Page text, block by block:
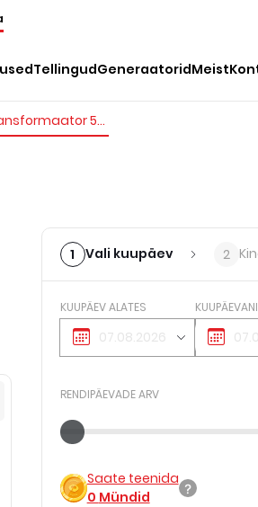
TellingudGeneraatoridMeist
Transformaator 50Hz 400/690V
1 Vali kuupäev 2
KUUPÄEV ALATES KUUPÄEVANI
RENDIPÄEVADE ARV
Saate teenida
0 Mündid